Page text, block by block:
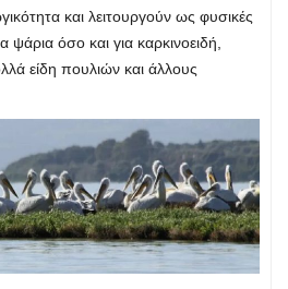
και λειτουργούν ως φυσικές
ψάρια όσο και για καρκινοειδή,
είδη πουλιών και άλλους